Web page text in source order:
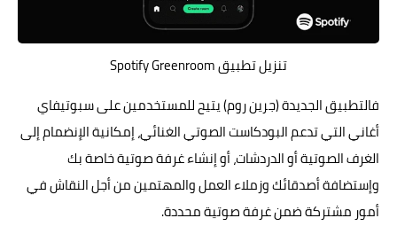
تنزيل تطبيق Spotify Greenroom
فالتطبيق الجديدة (جرين روم) يتيح للمستخدمين على سبوتيفاي
أغاني التي تدعم البودكاست الصوتي الغنائي، إمكانية الإنضمام إلى
الغرف الصوتية أو الدردشات، أو إنشاء غرفة صوتية خاصة بك
وإستضافة أصدقائك وزملاء العمل والمهتمين من أجل النقاش في
أمور مشتركة ضمن غرفة صوتية محددة.